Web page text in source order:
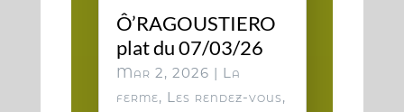
Ô’RAGOUSTIERO
plat du 07/03/26
Mar 2, 2026 | La
ferme, Les rendez-vous,